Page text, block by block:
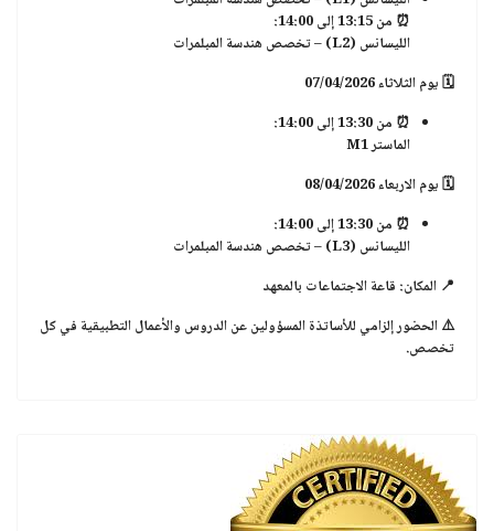
⏰ من 13:15 إلى 14:00:
الليسانس (L2)
– تخصص هندسة المبلمرات
🗓يوم الثلاثاء 07/04/2026
⏰ من 13:30 إلى 14:00:
الماستر M1
🗓يوم الاربعاء 08/04/2026
⏰ من 13:30 إلى 14:00:
الليسانس (L3)
– تخصص هندسة المبلمرات
📍 المكان: قاعة الاجتماعات بالمعهد
⚠️الحضور إلزامي للأساتذة المسؤولين عن الدروس والأعمال التطبيقية في كل
تخصص.